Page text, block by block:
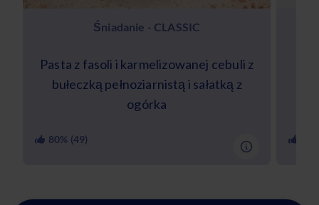
Śniadanie - CLASSIC
Pasta z fasoli i karmelizowanej cebuli z
bułeczką pełnoziarnistą i sałatką z
ogórka
80% (49)